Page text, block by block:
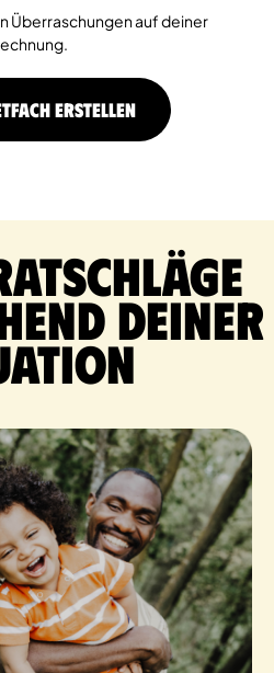
Überraschungen auf deiner
ERSTELLEN
deiner